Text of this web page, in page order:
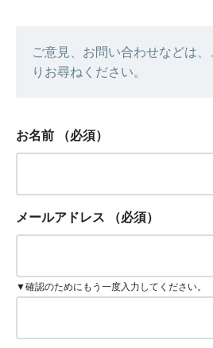
ご意見、お問い合わせなどは
りお尋ねください。
お名前 （必須）
メールアドレス （必須）
▼確認のためにもう一度入力してください。